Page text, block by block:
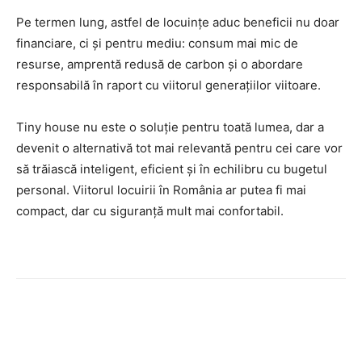
Pe termen lung, astfel de locuințe aduc beneficii nu doar
financiare, ci și pentru mediu: consum mai mic de
resurse, amprentă redusă de carbon și o abordare
responsabilă în raport cu viitorul generațiilor viitoare.
Tiny house nu este o soluție pentru toată lumea, dar a
devenit o alternativă tot mai relevantă pentru cei care vor
să trăiască inteligent, eficient și în echilibru cu bugetul
personal. Viitorul locuirii în România ar putea fi mai
compact, dar cu siguranță mult mai confortabil.